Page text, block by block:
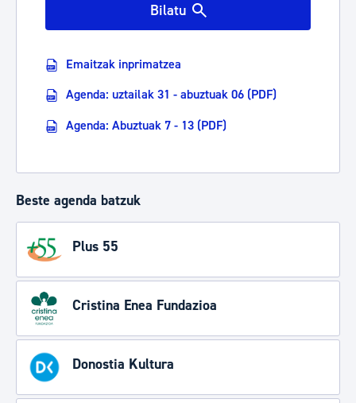
Bilatu
Emaitzak inprimatzea
Agenda: uztailak 31 - abuztuak 06 (PDF)
Agenda: Abuztuak 7 - 13 (PDF)
Beste agenda batzuk
Plus 55
Cristina Enea Fundazioa
Donostia Kultura